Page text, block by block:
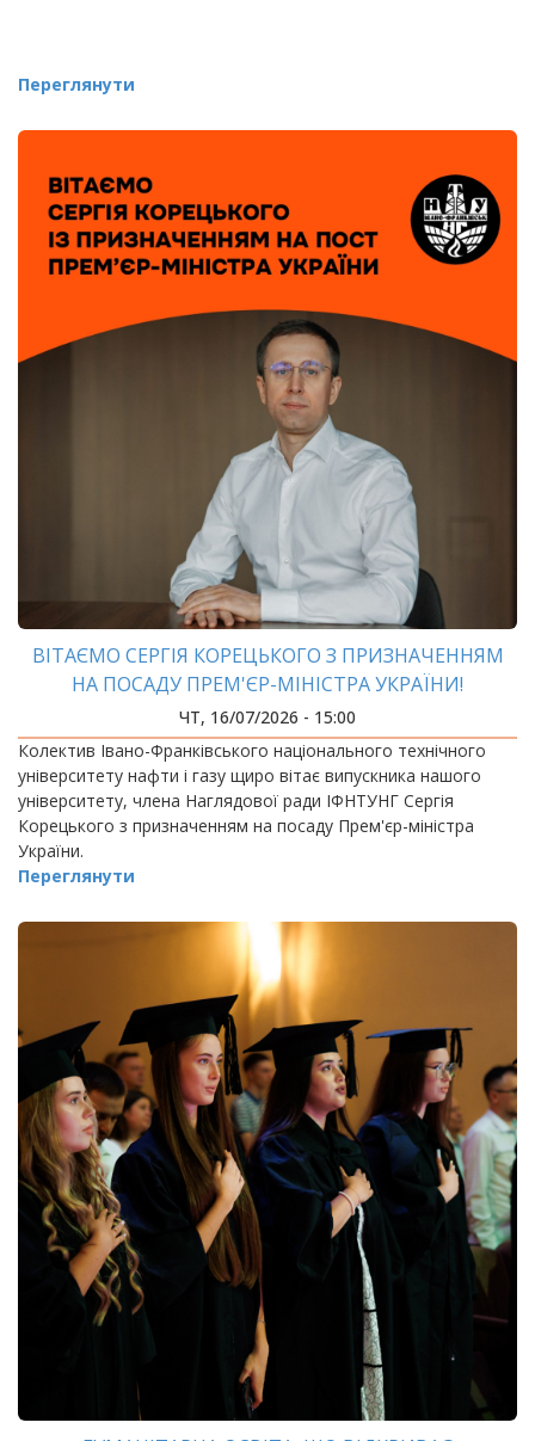
Переглянути
ВІТАЄМО СЕРГІЯ КОРЕЦЬКОГО З ПРИЗНАЧЕННЯМ
НА ПОСАДУ ПРЕМ'ЄР-МІНІСТРА УКРАЇНИ!
ЧТ, 16/07/2026 - 15:00
Колектив Івано-Франківського національного технічного
університету нафти і газу щиро вітає випускника нашого
університету, члена Наглядової ради ІФНТУНГ Сергія
Корецького з призначенням на посаду Прем'єр-міністра
України.
Переглянути